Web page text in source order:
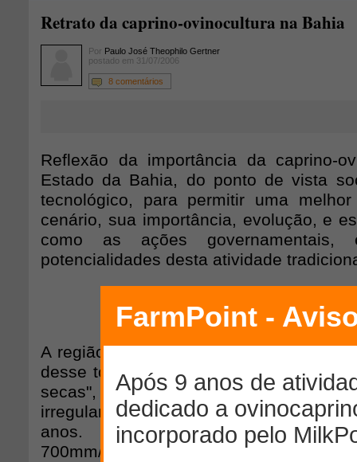
Retrato da caprino-ovinocultura na Bahia
Por Paulo José Theophilo Gertner
postado em 31/07/2006
8 comentários
Reflexão da importância da caprino-
Estado da Bahia, do ponto de vista
tecnológico, para permitir uma
cenário, sua importância, evolução, e
como as ações
potencialidades desta atividade
Figura 1.Estado da
A região NE representa 18% da área
desse total, 70% está inserido no
secas", caracterizado por regime de
irregulares, tanto dentro de um certo
anos. Apresenta pluviometria
700mm/ano, com distribuição irregular e